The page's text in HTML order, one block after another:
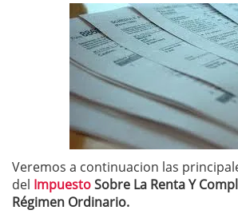
Veremos a continuacion las
del ImpuestoSobre La Renta Y
Régimen Ordinario.